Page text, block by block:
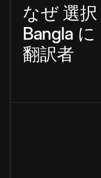
なぜ 選択
Bangla に
翻訳者